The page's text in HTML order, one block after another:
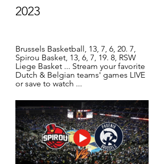
2023
Brussels Basketball, 13, 7, 6, 20. 7,
Spirou Basket, 13, 6, 7, 19. 8, RSW
Liege Basket ... Stream your favorite
Dutch & Belgian teams' games LIVE
or save to watch ...